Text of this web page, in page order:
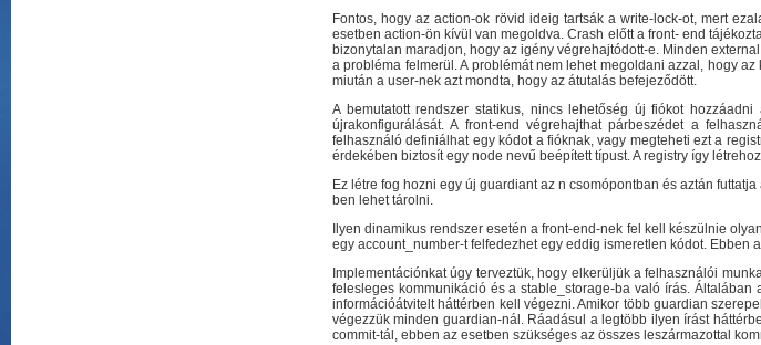
Fontos, hogy az action-ok rövid ideig tartsák a write-lock-ot, mert
esetben action-ön kívül van megoldva. Crash előtt a front- end
bizonytalan maradjon, hogy az igény végrehajtódott-e. Minden
a probléma felmerül. A problémát nem lehet megoldani azzal, hogy
miután a user-nek azt mondta, hogy az átutalás befejeződött.
A bemutatott rendszer statikus, nincs lehetőség új fiókot
újrakonfigurálását. A front-end végrehajthat párbeszédet a
felhasználó definiálhat egy kódot a fióknak, vagy megteheti ezt a
érdekében biztosít egy node nevű beépített típust. A registry így
Ez létre fog hozni egy új guardiant az n csomópontban és aztán
ben lehet tárolni.
Ilyen dinamikus rendszer esetén a front-end-nek fel kell készülnie
egy account_number-t felfedezhet egy eddig ismeretlen kódot.
Implementációnkat úgy terveztük, hogy elkerüljük a felhasználói
felesleges kommunikáció és a stable_storage-ba való írás.
információátvitelt háttérben kell végezni. Amikor több guardian
végezzük minden guardian-nál. Ráadásul a legtöbb ilyen írást
commit-tál, ebben az esetben szükséges az összes leszármazottal